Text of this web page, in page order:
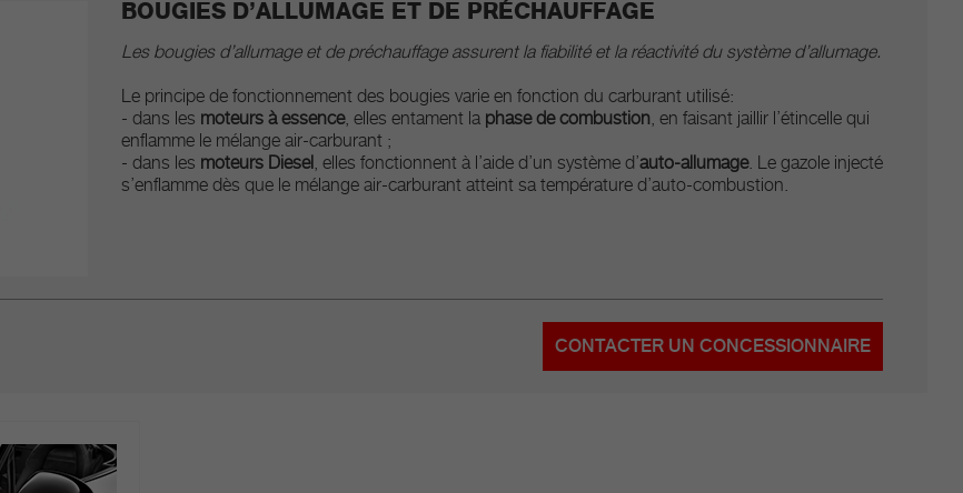
BOUGIES D’ALLUMAGE ET DE PRÉCHAUFFAGE
Les bougies d’allumage et de préchauffage assurent la fiabilité et la réactivité du système d’allumage.
Le principe de fonctionnement des bougies varie en fonction du carburant utilisé:
- dans les moteurs à essence, elles entament la phase de combustion, en faisant jaillir l’étincelle qui
enflamme le mélange air-carburant ;
- dans les moteurs Diesel, elles fonctionnent à l’aide d’un système d’auto-allumage. Le gazole injecté
s’enflamme dès que le mélange air-carburant atteint sa température d’auto-combustion.
CONTACTER UN CONCESSIONNAIRE